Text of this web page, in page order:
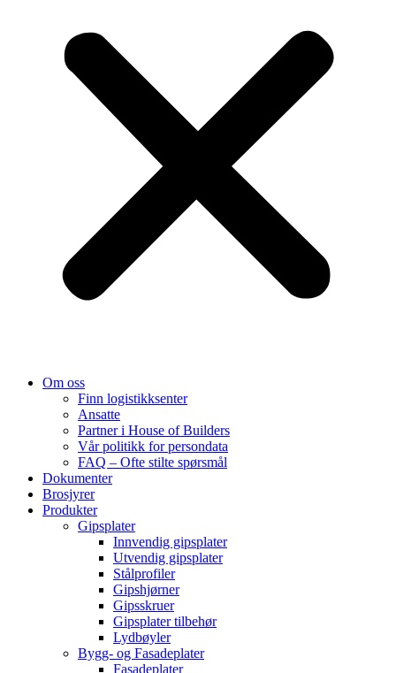
Om oss
Finn logistikksenter
Ansatte
Partner i House of Builders
Vår politikk for persondata
FAQ – Ofte stilte spørsmål
Dokumenter
Brosjyrer
Produkter
Gipsplater
Innvendig gipsplater
Utvendig gipsplater
Stålprofiler
Gipshjørner
Gipsskruer
Gipsplater tilbehør
Lydbøyler
Bygg- og Fasadeplater
Fasadeplater